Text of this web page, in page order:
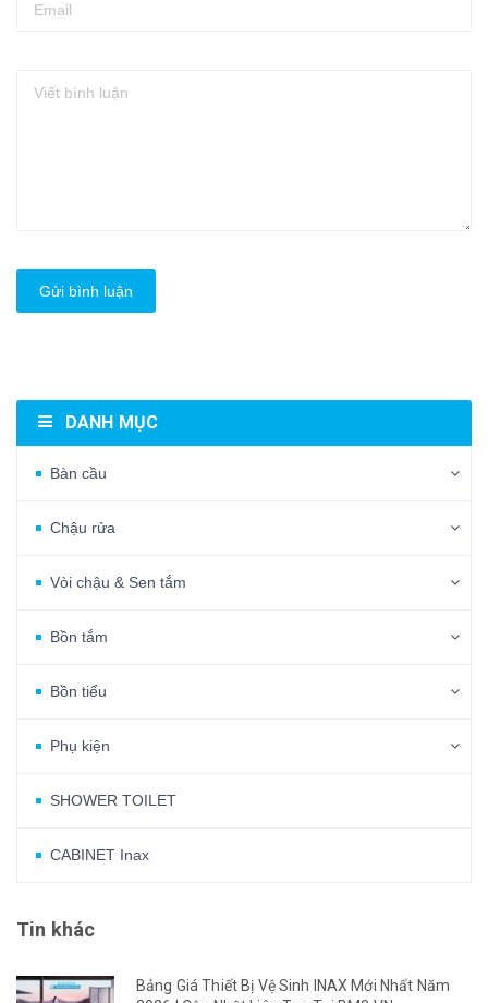
Gửi bình luận
DANH MỤC
Bàn cầu
Chậu rửa
Vòi chậu & Sen tắm
Bồn tắm
Bồn tiểu
Phụ kiện
SHOWER TOILET
CABINET Inax
Tin khác
Bảng Giá Thiết Bị Vệ Sinh INAX Mới Nhất Năm